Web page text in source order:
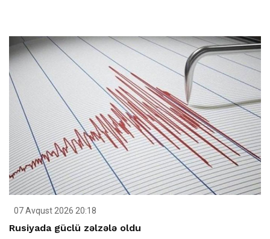
07 Avqust 2026 20:18
Rusiyada güclü zəlzələ oldu